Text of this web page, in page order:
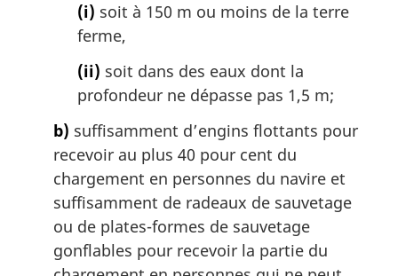
(i) soit à 150 m ou moins de la terre
ferme,
(ii) soit dans des eaux dont la
profondeur ne dépasse pas 1,5 m;
b) suffisamment d’engins flottants pour
recevoir au plus 40 pour cent du
chargement en personnes du navire et
suffisamment de radeaux de sauvetage
ou de plates-formes de sauvetage
gonflables pour recevoir la partie du